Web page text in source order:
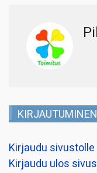
KIRJAUTUMINEN
Kirjaudu sivustolle
Kirjaudu ulos